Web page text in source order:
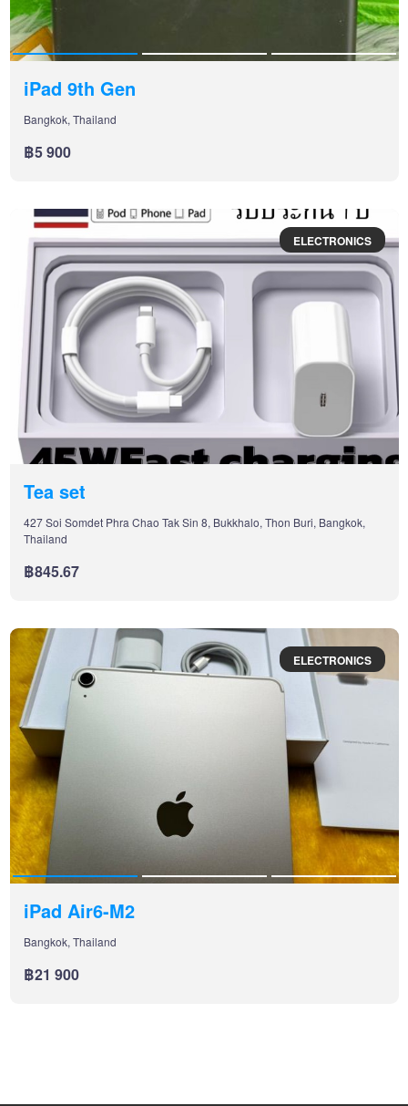
iPad 9th Gen
Bangkok, Thailand
฿5 900
ELECTRONICS
Tea set
427 Soi Somdet Phra Chao Tak Sin 8, Bukkhalo, Thon Buri, Bangkok,
Thailand
฿845.67
ELECTRONICS
iPad Air6-M2
Bangkok, Thailand
฿21 900